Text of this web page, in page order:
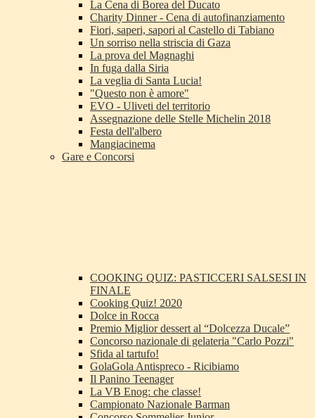
La Cena di Borea del Ducato
Charity Dinner - Cena di autofinanziamento
Fiori, saperi, sapori al Castello di Tabiano
Un sorriso nella striscia di Gaza
La prova del Magnaghi
In fuga dalla Siria
La veglia di Santa Lucia!
"Questo non è amore"
EVO - Uliveti del territorio
Assegnazione delle Stelle Michelin 2018
Festa dell'albero
Mangiacinema
Gare e Concorsi
COOKING QUIZ: PASTICCERI SALSESI IN
FINALE
Cooking Quiz! 2020
Dolce in Rocca
Premio Miglior dessert al “Dolcezza Ducale”
Concorso nazionale di gelateria "Carlo Pozzi"
Sfida al tartufo!
GolaGola Antispreco - Ricibiamo
Il Panino Teenager
La VB Enog: che classe!
Campionato Nazionale Barman